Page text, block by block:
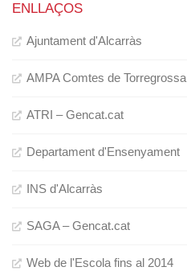
ENLLAÇOS
Ajuntament d'Alcarràs
AMPA Comtes de Torregrossa
ATRI – Gencat.cat
Departament d'Ensenyament
INS d'Alcarràs
SAGA – Gencat.cat
Web de l'Escola fins al 2014